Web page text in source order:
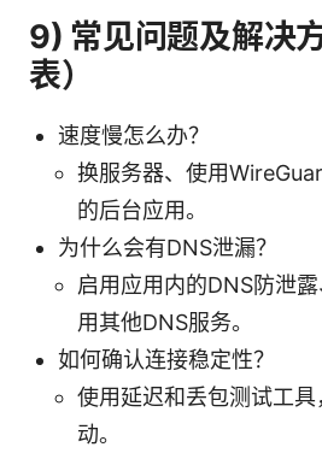
9) 常见问题及解决
表）
速度慢怎么办？
换服务器、使用
的后台应用。
为什么会有DNS泄漏？
启用应用内的DNS防泄
用其他DNS服务。
如何确认连接稳定性？
使用延迟和丢包测试工
动。